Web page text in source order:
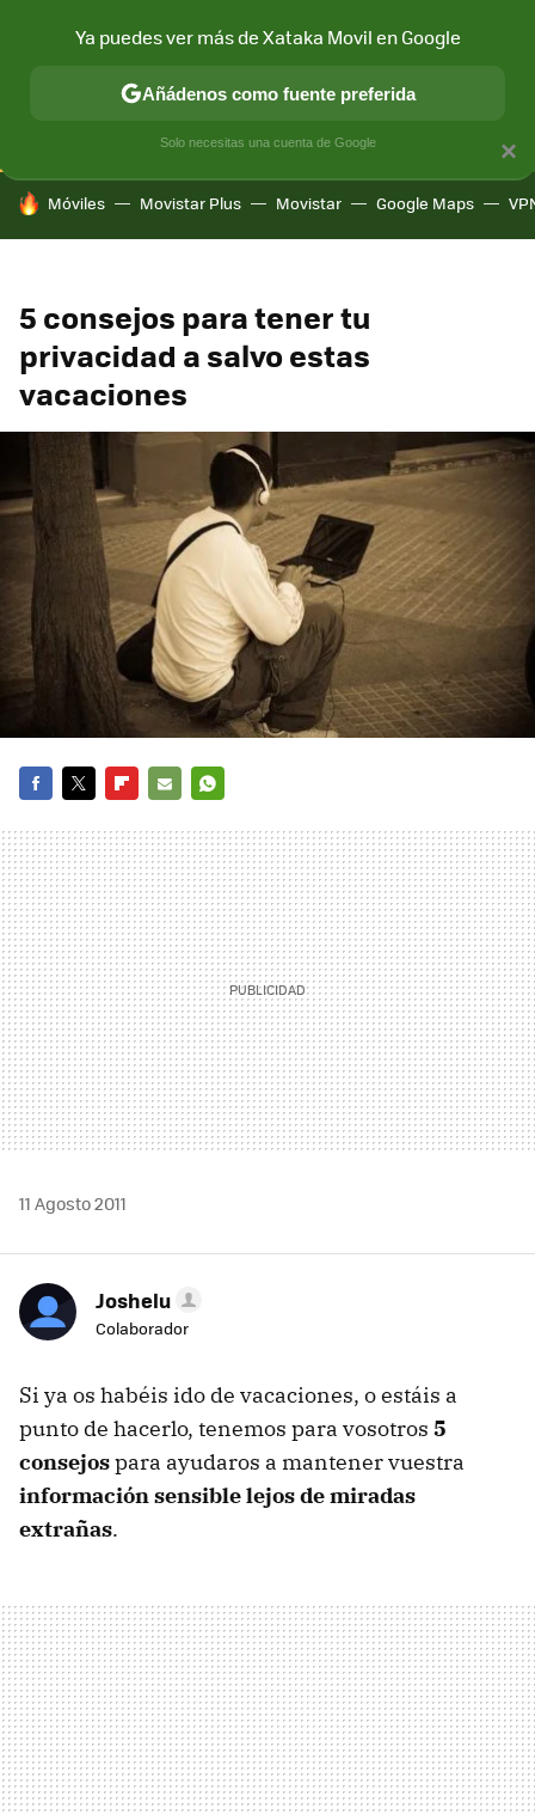
CONECTIVIDAD MÓVIL Y SOCIEDAD APLICACIONES
HOY SE HABLA DE
Móviles Movistar Plus Movistar Google Maps
5 consejos para tener tu
privacidad a salvo estas
vacaciones
MAIL
11 Agosto 2011
Joshelu
Colaborador
Si ya os habéis ido de vacaciones, o estáis a
punto de hacerlo, tenemos para vosotros 5
consejospara ayudaros a mantener vuestra
información sensible lejos de miradas
extrañas.
×
Ya puedes ver más de Xataka Movil en Google
Añádenos como fuente preferida
Solo necesitas una cuenta de Google